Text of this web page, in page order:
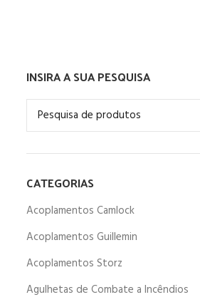
INSIRA A SUA PESQUISA
CATEGORIAS
Acoplamentos Camlock
Acoplamentos Guillemin
Acoplamentos Storz
Agulhetas de Combate a Incêndios